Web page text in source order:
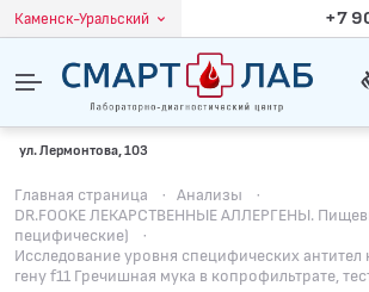
Каменск-Уральский +7
ул. Лермонтова, 103
Главная страница · Анализы
·
DR.FOOKE ЛЕКАРСТВЕННЫЕ АЛЛЕРГЕНЫ.
пецифические)
·
Исследование уровня специфических антител
гену f11 Гречишная мука в копрофильтрате,